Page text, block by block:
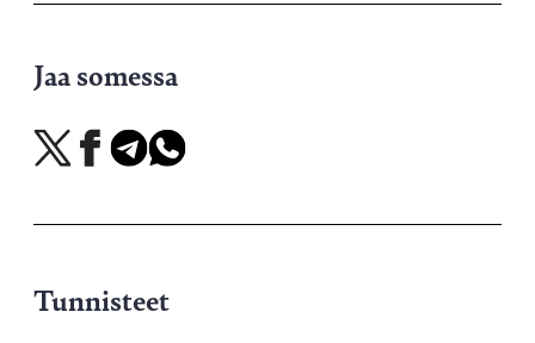
Jaa somessa
Jaa
X-
Jaa
Facebookissa
Jaa
Telegramissa
Jaa
WhatsAppissa
Tunnisteet